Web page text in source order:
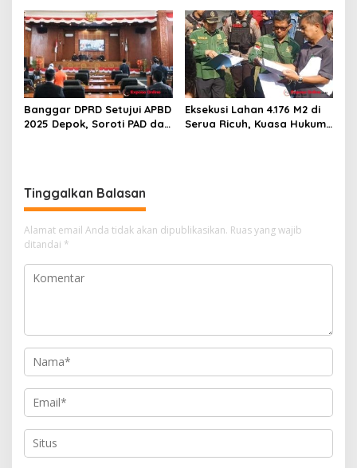
2026/2027 degan Gemilang
Porprov Jabar
Banggar DPRD Setujui APBD
2025 Depok, Soroti PAD dan
Eksekusi Lahan 4.176 M2 di
Serua Ricuh, Kuasa Hukum
Tinggalkan Balasan
Alamat email Anda tidak akan dipublikasikan. Ruas yang wajib
ditandai *